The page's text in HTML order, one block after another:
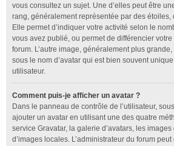
vous consultez un sujet. Une d’elles peut être
rang, généralement représentée par des étoiles,
Elle permet d’indiquer votre activité selon le
vous avez publié, ou permet de différencier
forum. L’autre image, généralement plus
sous le nom d’avatar qui est bien souvent
utilisateur.
Comment puis-je afficher un avatar ?
Dans le panneau de contrôle de l’utilisateur,
ajouter un avatar en utilisant une des quatre
service Gravatar, la galerie d’avatars, les
d’images locales. L’administrateur du forum